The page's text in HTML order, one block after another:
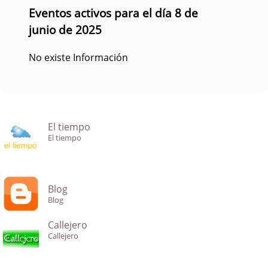
Eventos activos para el día 8 de
junio de 2025
No existe Información
El tiempo
El tiempo
Blog
Blog
Callejero
Callejero